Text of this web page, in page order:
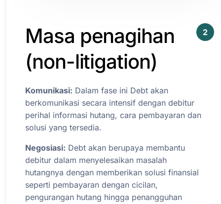
Masa penagihan
(non-litigation)
2
Komunikasi: Dalam fase ini Debt akan
berkomunikasi secara intensif dengan debitur
perihal informasi hutang, cara pembayaran dan
solusi yang tersedia.
Negosiasi: Debt akan berupaya membantu
debitur dalam menyelesaikan masalah
hutangnya dengan memberikan solusi finansial
seperti pembayaran dengan cicilan,
pengurangan hutang hingga penangguhan